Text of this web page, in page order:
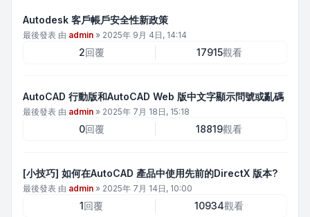
Autodesk 客戶帳戶安全性新政策
最後發表 由 admin » 2025年 9月 4日, 14:14
2回覆 17915觀看
AutoCAD 行動版和AutoCAD Web 版中文字顯示問號或亂碼
最後發表 由 admin » 2025年 7月 18日, 15:18
0回覆 18819觀看
[小技巧] 如何在AutoCAD 產品中使用先前的DirectX 版本?
最後發表 由 admin » 2025年 7月 14日, 10:00
1回覆 10934觀看